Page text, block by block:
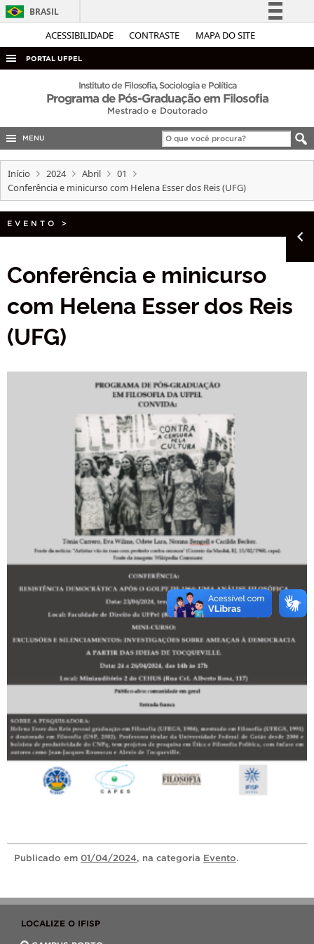
ACESSIBILIDADE CONTRASTE MAPA DO SITE
BRASIL
Simplifique!
Acesso à informação
Canais
PORTAL UFPEL
ACESSO À INFORMAÇÃO
AUDITORIA
EDITAIS
INTERNACIONAL
OUVIDORIA
TELEFONES
Instituto de Filosofia, Sociologia e Política
Programa de Pós-Graduação em Filosofia
Mestrado e Doutorado
MENU
Início 2024 Abril
01
Conferência e minicurso com Helena Esser dos Reis (UFG)
EVENTO >
Conferência e minicurso
com Helena Esser dos Reis
(UFG)
Publicado em 01/04/2024, na categoria Evento.
LOCALIZE O IFISP